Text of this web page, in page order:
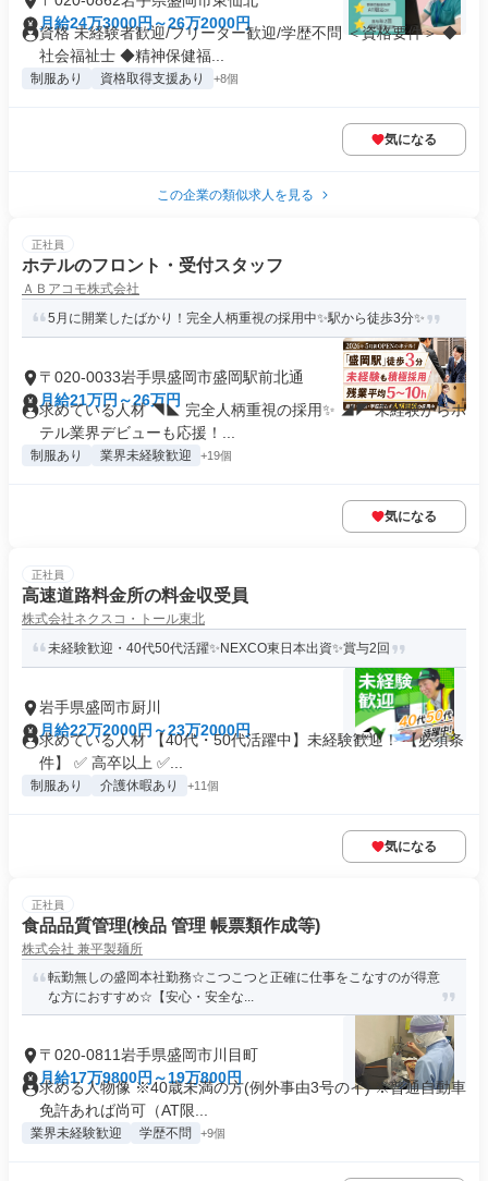
月給24万3000円～26万2000円
資格 未経験者歓迎/フリーター歓迎/学歴不問 ＜資格要件＞ ◆
社会福祉士 ◆精神保健福...
制服あり 資格取得支援あり +8個
気になる
この企業の類似求人を見る
正社員
ホテルのフロント・受付スタッフ
ＡＢアコモ株式会社
5月に開業したばかり！完全人柄重視の採用中✨駅から徒歩3分✨
〒020-0033岩手県盛岡市盛岡駅前北通
月給21万円～26万円
求めている人材 ◥◣ 完全人柄重視の採用✨ ◢◤ 未経験からホ
テル業界デビューも応援！...
制服あり 業界未経験歓迎 +19個
気になる
正社員
高速道路料金所の料金収受員
株式会社ネクスコ・トール東北
未経験歓迎・40代50代活躍✨NEXCO東日本出資✨賞与2回
岩手県盛岡市厨川
月給22万2000円～23万2000円
求めている人材 【40代・50代活躍中】未経験歓迎！ 【必須条
件】 ✅ 高卒以上 ✅...
制服あり 介護休暇あり +11個
気になる
正社員
食品品質管理(検品 管理 帳票類作成等)
株式会社 兼平製麺所
転勤無しの盛岡本社勤務☆こつこつと正確に仕事をこなすのが得意
な方におすすめ☆【安心・安全な...
〒020-0811岩手県盛岡市川目町
月給17万9800円～19万800円
求める人物像 ※40歳未満の方(例外事由3号のイ) ※普通自動車
免許あれば尚可（AT限...
業界未経験歓迎 学歴不問 +9個